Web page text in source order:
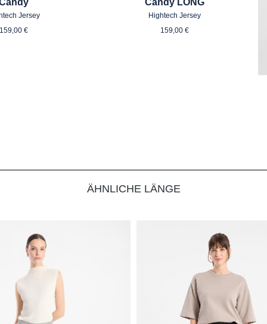
Jersey
Preis:
€
Hightech Jersey
Regulärer Preis:
159,00 €
ÄHNLICHE LÄNGE